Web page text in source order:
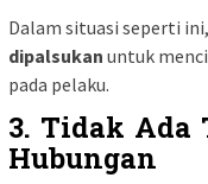
Dalam situasi seperti ini,
dipalsukan untuk
pada pelaku.
3. Tidak
Hubungan